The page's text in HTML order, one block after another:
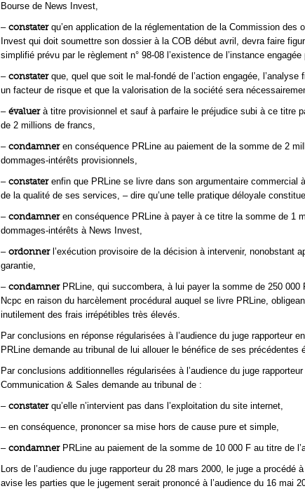
Bourse de News Invest,
– constaterqu’en application de la réglementation de la Commission des
Invest qui doit soumettre son dossier à la COB début avril, devra faire
simplifié prévu par le règlement n° 98-08 l’existence de l’instance engagée
– constaterque, quel que soit le mal-fondé de l’action engagée, l’analyse
un facteur de risque et que la valorisation de la société sera
– évaluerà titre provisionnel et sauf à parfaire le préjudice subi à ce titre
de 2 millions de francs,
– condamneren conséquence PRLine au paiement de la somme de 2
dommages-intérêts provisionnels,
– constaterenfin que PRLine se livre dans son argumentaire commercial
de la qualité de ses services, – dire qu’une telle pratique déloyale
– condamneren conséquence PRLine à payer à ce titre la somme de 1
dommages-intérêts à News Invest,
– ordonnerl’exécution provisoire de la décision à intervenir, nonobstant
garantie,
– condamnerPRLine, qui succombera, à lui payer la somme de 250 000
Ncpc en raison du harcèlement procédural auquel se livre PRLine,
inutilement des frais irrépétibles très élevés.
Par conclusions en réponse régularisées à l’audience du juge rapporteur
PRLine demande au tribunal de lui allouer le bénéfice de ses précédentes
Par conclusions additionnelles régularisées à l’audience du juge
Communication & Sales demande au tribunal de :
– constaterqu’elle n’intervient pas dans l’exploitation du site internet,
– en conséquence, prononcer sa mise hors de cause pure et simple,
– condamnerPRLine au paiement de la somme de 10 000 F au titre de
Lors de l’audience du juge rapporteur du 28 mars 2000, le juge a procédé
avise les parties que le jugement serait prononcé à l’audience du 16 mai